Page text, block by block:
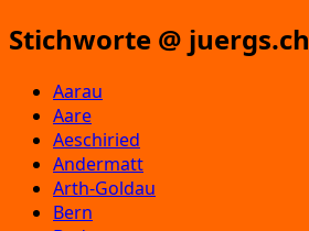
Stichworte @ juergs.ch
Aarau
Aare
Aeschiried
Andermatt
Arth-Goldau
Bern